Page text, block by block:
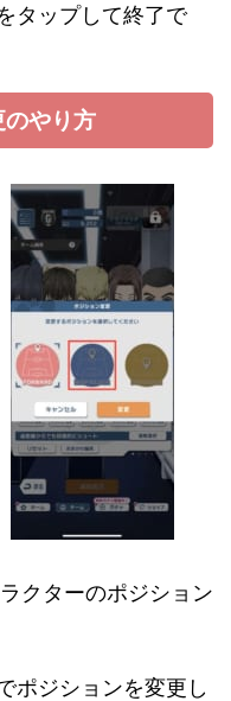
タップして終了で
やり方
クターのポジション
ポジションを変更し